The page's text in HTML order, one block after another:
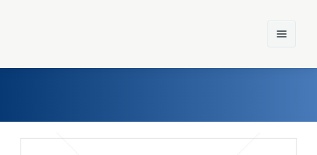
Home